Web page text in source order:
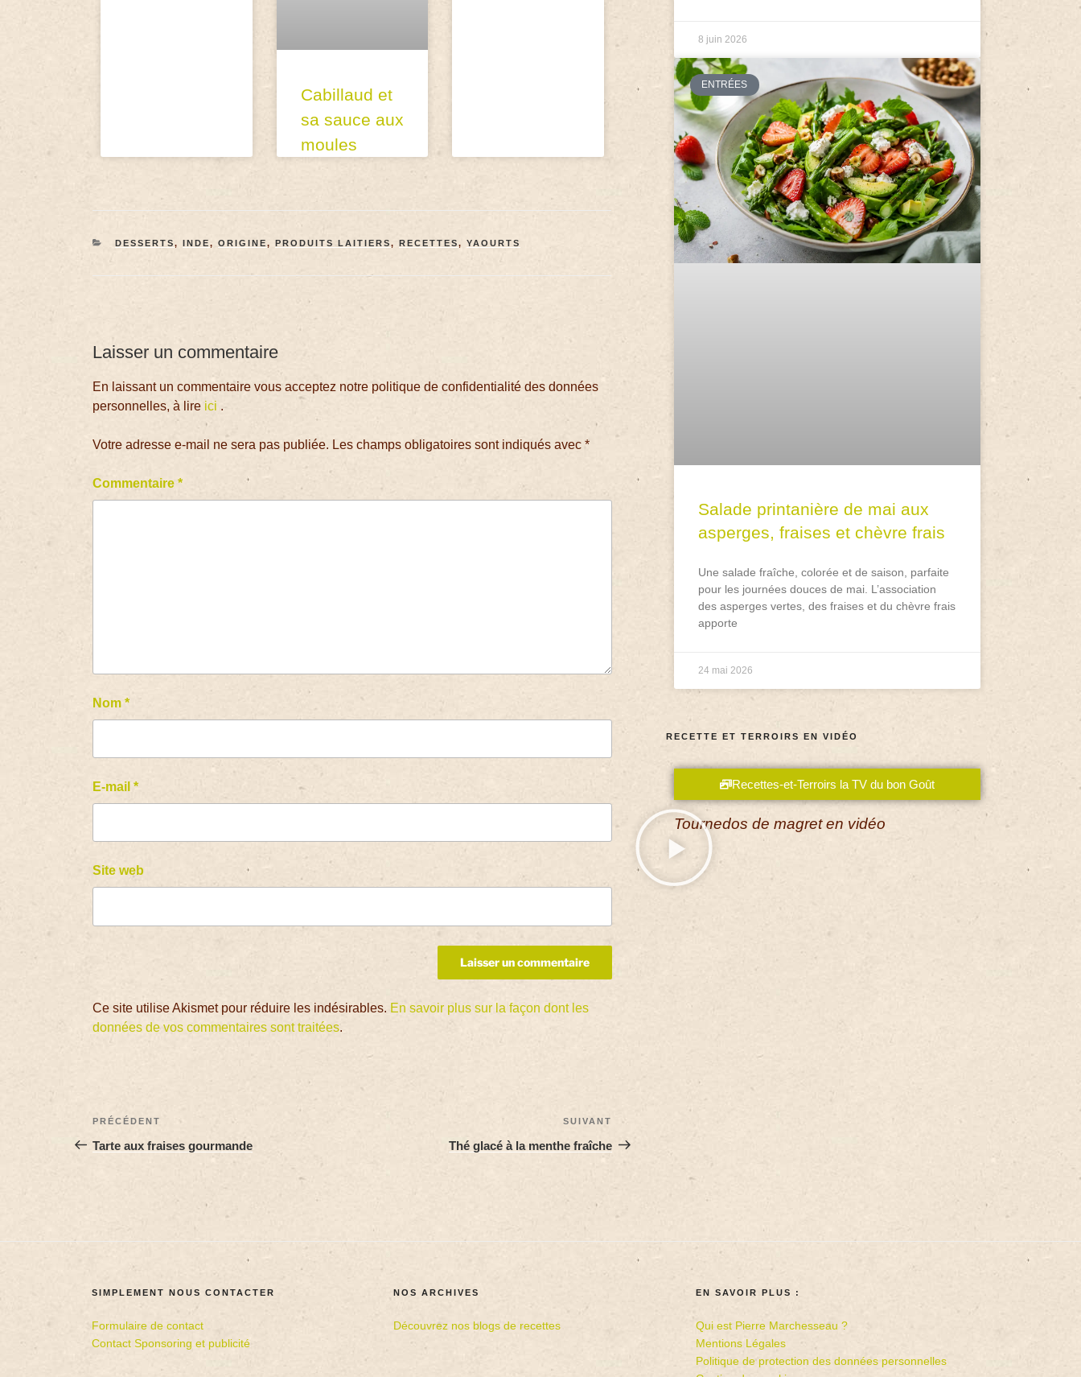
Cabillaud et
sa sauce aux
moules
DESSERTS, INDE, ORIGINE, PRODUITS LAITIERS, RECETTES, YAOURTS
Laisser un commentaire
En laissant un commentaire vous acceptez notre politique de confidentialité des données
personnelles, à lire ici .
Votre adresse e-mail ne sera pas publiée. Les champs obligatoires sont indiqués avec*
Commentaire*
Nom*
E-mail*
Site web
Ce site utilise Akismet pour réduire les indésirables. En savoir plus sur la façon dont les
données de vos commentaires sont traitées.
PRÉCÉDENT
Tarte aux fraises gourmande
SUIVANT
Thé glacé à la menthe fraîche
8 juin 2026
ENTRÉES
Salade printanière de mai aux
asperges, fraises et chèvre frais
Une salade fraîche, colorée et de saison, parfaite
pour les journées douces de mai. L’association
des asperges vertes, des fraises et du chèvre frais
apporte
24 mai 2026
RECETTE ET TERROIRS EN VIDÉO
Recettes-et-Terroirs la TV du bon Goût
Tournedos de magret en vidéo
SIMPLEMENT NOUS CONTACTER
Formulaire de contact
Contact Sponsoring et publicité
NOS ARCHIVES
Découvrez nos blogs de recettes
EN SAVOIR PLUS :
Qui est Pierre Marchesseau ?
Mentions Légales
Politique de protection des données personnelles